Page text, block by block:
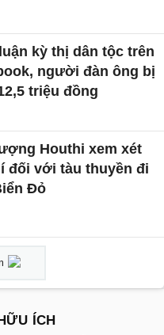
kỳ thị dân tộc trên
người đàn ông bị
triệu đồng
Houthi xem xét
đối với tàu thuyền đi
Đỏ
ÍCH